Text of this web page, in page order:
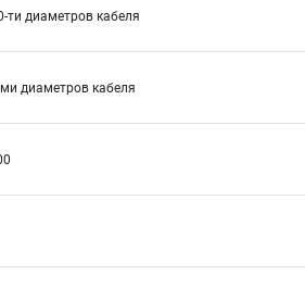
ти диаметров кабеля
диаметров кабеля